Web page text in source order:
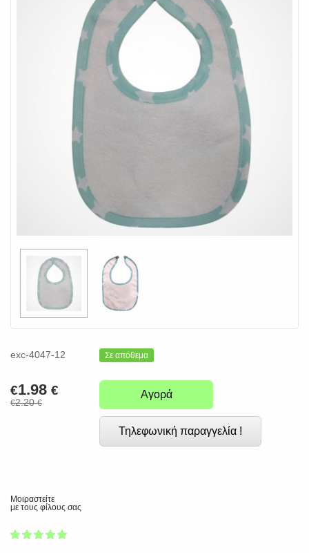
exc-4047-12 Σε απόθεμα
€1.98 €
€2.20€
Αγορά
Τηλεφωνική παραγγελία !
Μοιραστείτε
με τους φίλους σας
1
2
3
4
5